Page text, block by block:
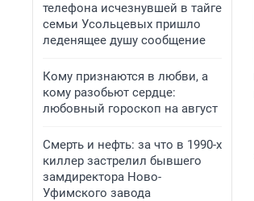
телефона исчезнувшей в тайге
семьи Усольцевых пришло
леденящее душу сообщение
Кому признаются в любви, а
кому разобьют сердце:
любовный гороскоп на август
Смерть и нефть: за что в 1990-х
киллер застрелил бывшего
замдиректора Ново-
Уфимского завода